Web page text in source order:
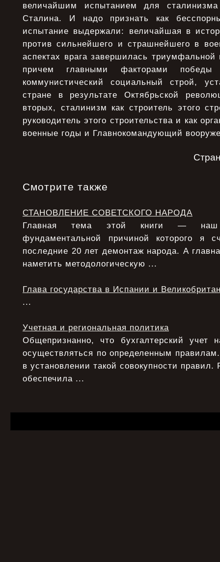
величайшим испытанием для
Сталина. И надо признать как
испытание выдержали: величайшая в
против сильнейшего и страшнейшего в
аспектах врага завершилась
причем главными факторами победы
коммунистический социальный строй,
стране в результате Октябрьской
вторых, сталинизм как строитель этого
руководитель этого строительства и как
военные годы и Главнокомандующий
Смотрите также
СТАНОВЛЕНИЕ СОВЕТСКОГО НАРОДА
Главная тема этой книги — наш
фундаментальной причиной которого я
последние 20 лет демонтаж народа. А
наметить методологическую ...
Глава государства в Испании и
...
Учетная и региональная политика
Общепризнанно, что бухгалтерский учет
осуществляться по определенным
в установлении такой совокупности
обеспечила ...